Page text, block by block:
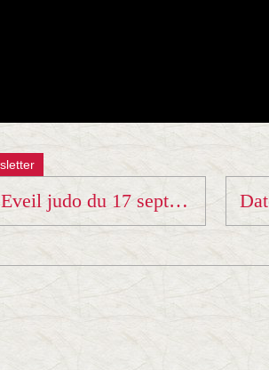
1er cours Eveil judo du 17 sept avec Yoann !